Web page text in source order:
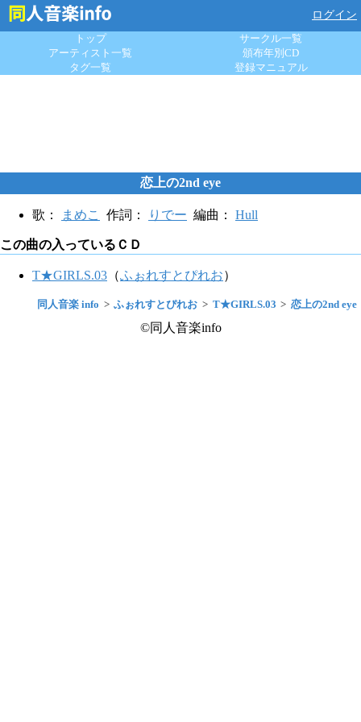
ログイン
トップ
サークル一覧
アーティスト一覧
頒布年別CD
タグ一覧
登録マニュアル
恋上の2nd eye
歌： まめこ 作詞： りでー 編曲： Hull
この曲の入っているＣＤ
T★GIRLS.03 （ふぉれすとぴれお）
同人音楽 info ふぉれすとぴれお T★GIRLS.03 恋上の2nd eye
©同人音楽info